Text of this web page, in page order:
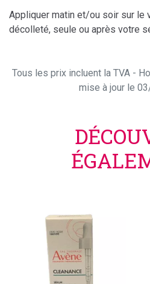
Appliquer matin et/ou soir sur le
décolleté, seule ou après votre
Tous les prix incluent la TVA -
mise à jour le